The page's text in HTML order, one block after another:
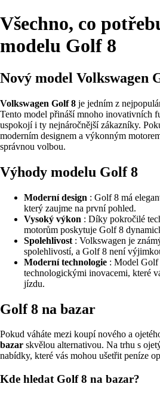
Všechno, co
modelu Golf 8
Nový model Volkswagen
Volkswagen Golf 8 je jedním z
Tento model přináší mnoho inovativních
uspokojí i ty nejnáročnější zákazníky.
moderním designem a výkonným
správnou volbou.
Výhody modelu Golf 8
Moderní design : Golf 8 má
který zaujme na první pohled.
Vysoký výkon : Díky pokročilé
motorům poskytuje Golf 8
Spolehlivost : Volkswagen je
spolehlivostí, a Golf 8 není
Moderní technologie : Model Golf
technologickými inovacemi, které
jízdu.
Golf 8 na bazar
Pokud váháte mezi koupí nového a
bazar skvělou alternativou. Na trhu s
nabídky, které vás mohou ušetřit peníze
Kde hledat Golf 8 na bazar?